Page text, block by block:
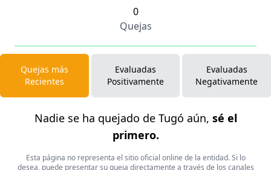
0
Quejas
Quejas más
Recientes
Evaluadas
Positivamente
Evaluadas
Negativamente
Nadie se ha quejado de Tugó aún, sé el
primero.
Esta página no representa el sitio oficial online de la entidad. Si lo
desea, puede presentar su queja directamente a través de los canales